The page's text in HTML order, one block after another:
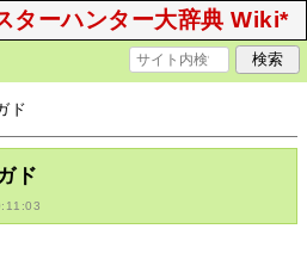
ターハンター大辞典 Wiki*
ド
ド